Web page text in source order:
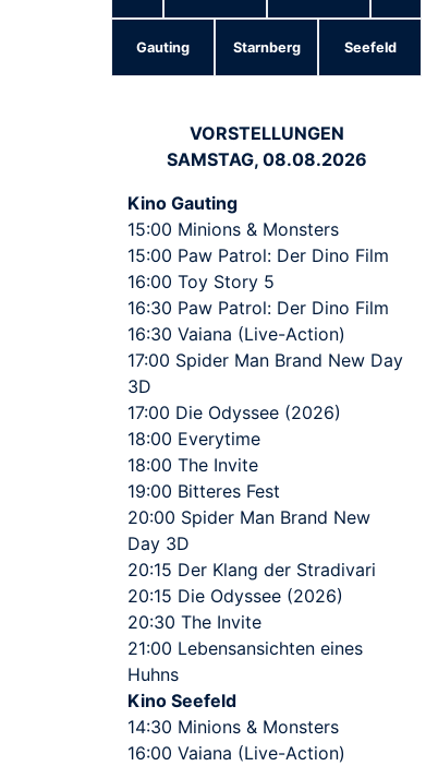
Gauting Starnberg Seefeld
VORSTELLUNGEN
SAMSTAG, 08.08.2026
Kino Gauting
15:00 Minions & Monsters
15:00 Paw Patrol: Der Dino Film
16:00 Toy Story 5
16:30 Paw Patrol: Der Dino Film
16:30 Vaiana (Live-Action)
17:00 Spider Man Brand New Day
3D
17:00 Die Odyssee (2026)
18:00 Everytime
18:00 The Invite
19:00 Bitteres Fest
20:00 Spider Man Brand New
Day 3D
20:15 Der Klang der Stradivari
20:15 Die Odyssee (2026)
20:30 The Invite
21:00 Lebensansichten eines
Huhns
Kino Seefeld
14:30 Minions & Monsters
16:00 Vaiana (Live-Action)